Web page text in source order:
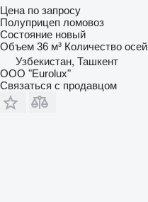
Цена по запросу
Полуприцеп ломовоз
Состояние новый
Объем 36 м³ Количество осей
Узбекистан, Ташкент
ООО "Eurolux"
Связаться с продавцом